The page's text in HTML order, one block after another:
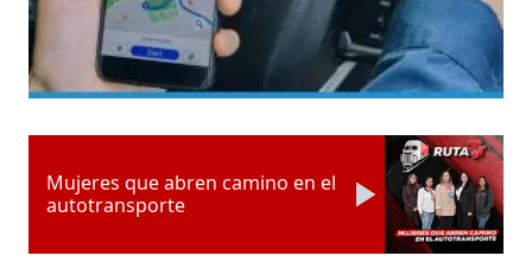
Mujeres que abren camino en el
autotransporte